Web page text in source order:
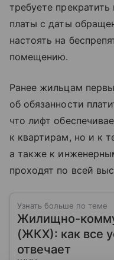
требуете
платы с даты
настоять на
помещению.
Ранее жильцам
об обязанности
что лифт
к квартирам, но и к
а также к
проходят по всей
Узнать больше по теме
Жилищно-
(ЖКХ): как все
отвечает